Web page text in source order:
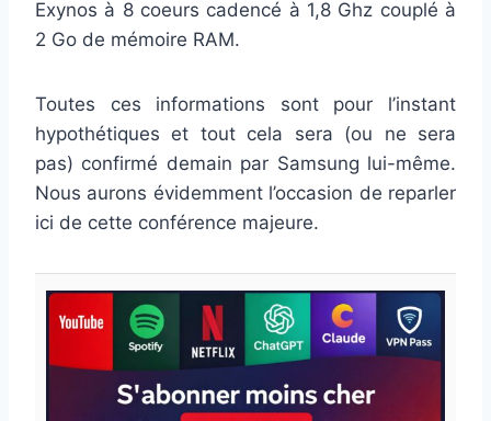
Exynos à 8 coeurs cadencé à 1,8 Ghz couplé à
2 Go de mémoire RAM.
Toutes ces informations sont pour l’instant
hypothétiques et tout cela sera (ou ne sera
pas) confirmé demain par Samsung lui-même.
Nous aurons évidemment l’occasion de reparler
ici de cette conférence majeure.